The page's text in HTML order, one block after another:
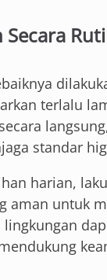
Secara
terlalu
standar
harian,
aman untuk